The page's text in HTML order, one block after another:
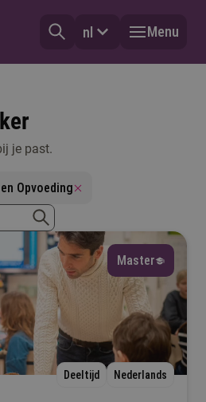
nl Menu
je past.
Opvoeding
zoeken
Master
Deeltijd Nederlands